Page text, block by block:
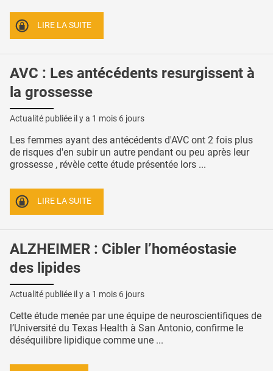
LIRE LA SUITE
AVC : Les antécédents resurgissent à
la grossesse
Actualité publiée il y a 1 mois 6 jours
Les femmes ayant des antécédents d'AVC ont 2 fois plus
de risques d'en subir un autre pendant ou peu après leur
grossesse , révèle cette étude présentée lors ...
LIRE LA SUITE
ALZHEIMER : Cibler l’homéostasie
des lipides
Actualité publiée il y a 1 mois 6 jours
Cette étude menée par une équipe de neuroscientifiques de
l’Université du Texas Health à San Antonio, confirme le
déséquilibre lipidique comme une ...